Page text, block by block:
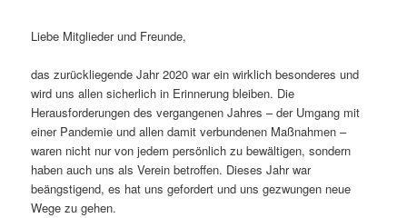
Liebe Mitglieder und Freunde,
das zurückliegende Jahr 2020 war ein wirklich besonderes und
wird uns allen sicherlich in Erinnerung bleiben. Die
Herausforderungen des vergangenen Jahres – der Umgang mit
einer Pandemie und allen damit verbundenen Maßnahmen –
waren nicht nur von jedem persönlich zu bewältigen, sondern
haben auch uns als Verein betroffen. Dieses Jahr war
beängstigend, es hat uns gefordert und uns gezwungen neue
Wege zu gehen.